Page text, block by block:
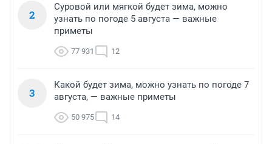
2
Суровой или мягкой будет зима, можно
узнать по погоде 5 августа — важные
приметы
77 931 12
3
Какой будет зима, можно узнать по погоде 7
августа, — важные приметы
50 975 14